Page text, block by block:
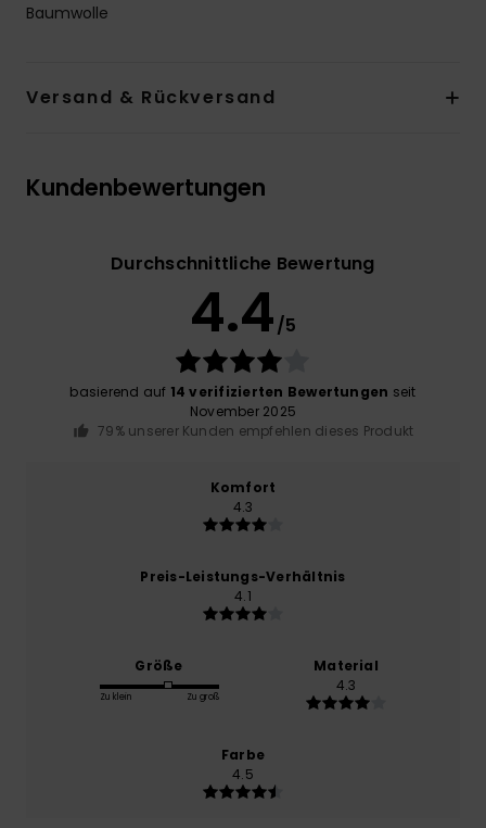
Baumwolle
Versand & Rückversand
Kundenbewertungen
Durchschnittliche Bewertung
4.4/5
basierend auf 14 verifizierten Bewertungen seit
November 2025
79% unserer Kunden empfehlen dieses Produkt
Komfort
4.3
Preis-Leistungs-Verhältnis
4.1
Größe
Zu klein Zu groß
Material
4.3
Farbe
4.5